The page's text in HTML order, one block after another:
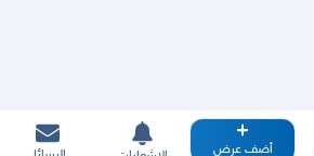
أضف عرض